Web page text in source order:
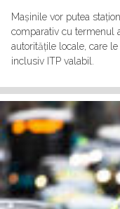
Mașinile vor putea
comparativ cu termenul
autoritățile locale, care
inclusiv ITP valabil.